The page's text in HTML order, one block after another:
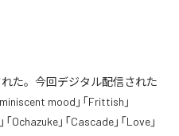
た。今回デジタル配信された
mood」「Frittish」
Ochazuke」「Cascade」「Love」